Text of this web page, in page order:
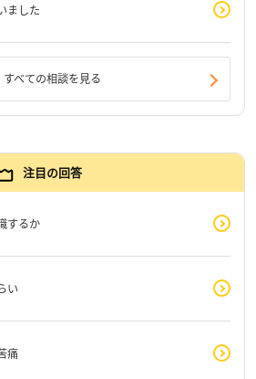
ました
すべての相談を見る
注目の回答
するか
い
痛